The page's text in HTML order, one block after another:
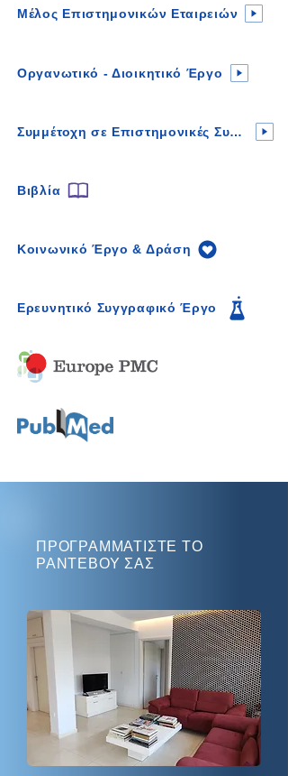
Μέλος Επιστημονικών Εταιρειών
Οργανωτικό - Διοικητικό Έργο
Συμμέτοχη σε Επιστημονικές Συναντήσεις
Βιβλία
Κοινωνικό Έργο & Δράση
Ερευνητικό Συγγραφικό Έργο
ΠΡΟΓΡΑΜΜΑΤΙΣΤΕ ΤΟ
ΡΑΝΤΕΒΟΥ ΣΑΣ